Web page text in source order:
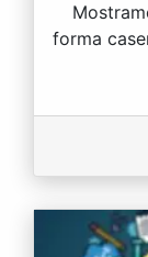
forma